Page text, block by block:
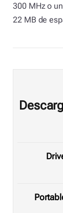
300 MHz o
22 MB de